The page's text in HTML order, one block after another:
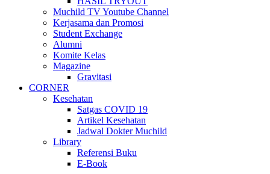
Muchild TV Youtube Channel
Kerjasama dan Promosi
Student Exchange
Alumni
Komite Kelas
Magazine
Gravitasi
CORNER
Kesehatan
Satgas COVID 19
Artikel Kesehatan
Jadwal Dokter Muchild
Library
Referensi Buku
E-Book